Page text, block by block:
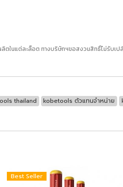
ลิตในแต่ละล็อต ทางบริษัทฯขอสงวนสิทธิ์ไม่รับเ
thailand kobetools ตัวแทนจำหน่าย
Best Seller